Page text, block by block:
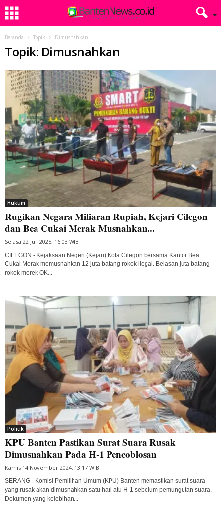
Beranda Topik Dimusnahkan
Topik: Dimusnahkan
Hukum
Rugikan Negara Miliaran Rupiah, Kejari Cilegon
dan Bea Cukai Merak Musnahkan...
Selasa 22 Juli 2025, 16:03 WIB
CILEGON - Kejaksaan Negeri (Kejari) Kota Cilegon bersama Kantor Bea
Cukai Merak memusnahkan 12 juta batang rokok ilegal. Belasan juta batang
rokok merek OK...
Politik
KPU Banten Pastikan Surat Suara Rusak
Dimusnahkan Pada H-1 Pencoblosan
Kamis 14 November 2024, 13:17 WIB
SERANG - Komisi Pemilihan Umum (KPU) Banten memastikan surat suara
yang rusak akan dimusnahkan satu hari atu H-1 sebelum pemungutan suara.
Dokumen yang kelebihan...